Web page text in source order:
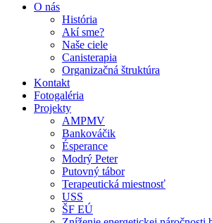
O nás
História
Akí sme?
Naše ciele
Canisterapia
Organizačná štruktúra
Kontakt
Fotogaléria
Projekty
AMPMV
Bankováčik
Ésperance
Modrý Peter
Putovný tábor
Terapeutická miestnosť
USS
ŠF EÚ